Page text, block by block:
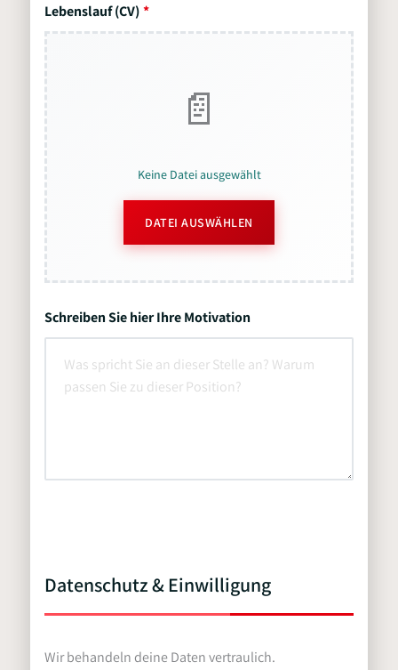
Lebenslauf (CV)
Keine Datei ausgewählt
DATEI AUSWÄHLEN
Schreiben Sie hier Ihre Motivation
Datenschutz & Einwilligung
Wir behandeln deine Daten vertraulich.